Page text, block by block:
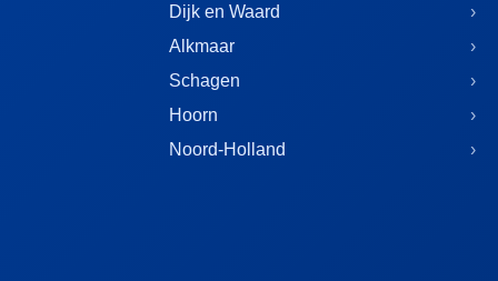
Dijk en Waard
Alkmaar
Schagen
Hoorn
Noord-Holland